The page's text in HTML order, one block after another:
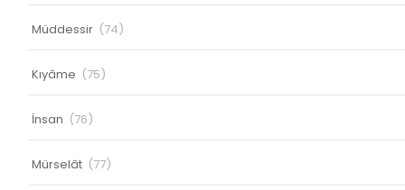
Müddessir (74)
Kıyâme (75)
İnsan (76)
Mürselât (77)